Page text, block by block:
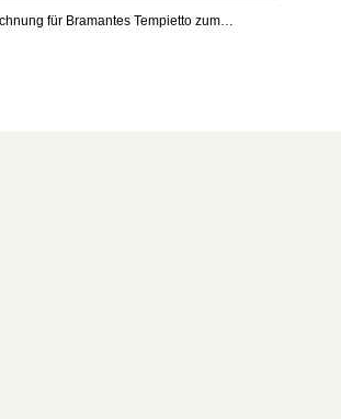
für Bramantes Tempietto zum…